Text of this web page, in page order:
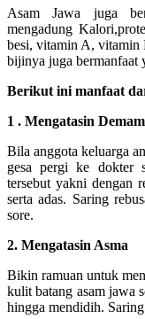
Asam Jawa juga
mengadung
besi, vitamin A, vitamin
bijinya juga bermanfaat
Berikut ini manfaat
1 . Mengatasin Demam
Bila anggota keluarga
gesa pergi ke dokter
tersebut yakni dengan
serta adas. Saring
sore.
2. Mengatasin Asma
Bikin ramuan untuk
kulit batang asam jawa
hingga mendidih.